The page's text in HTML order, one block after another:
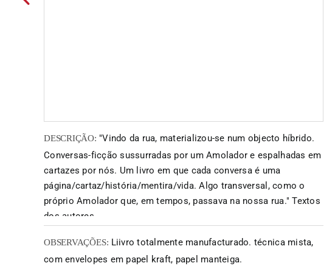
DESCRIÇÃO: "Vindo da rua, materializou-se num objecto híbrido.
Conversas-ficção sussurradas por um Amolador e espalhadas em
cartazes por nós. Um livro em que cada conversa é uma
página/cartaz/história/mentira/vida. Algo transversal, como o
próprio Amolador que, em tempos, passava na nossa rua." Textos
dos autores
OBSERVAÇÕES: Liivro totalmente manufacturado. técnica mista,
com envelopes em papel kraft, papel manteiga.